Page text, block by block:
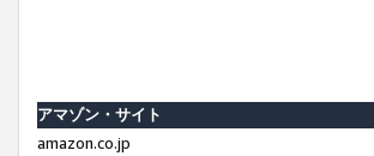
アマゾン・サイト
amazon.co.jp